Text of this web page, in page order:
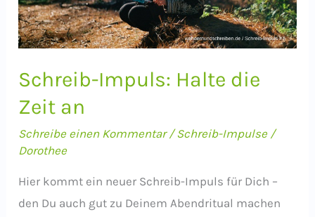
Schreib-Impuls: Halte die
Zeit an
Schreibe einen Kommentar /Schreib-Impulse /
Dorothee
Hier kommt ein neuer Schreib-Impuls für Dich –
den Du auch gut zu Deinem Abendritual machen